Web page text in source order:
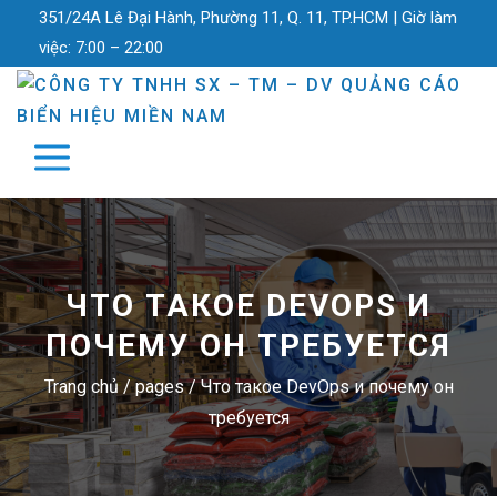
351/24A Lê Đại Hành, Phường 11, Q. 11, TP.HCM | Giờ làm
việc: 7:00 – 22:00
ЧТО ТАКОЕ DEVOPS И
ПОЧЕМУ ОН ТРЕБУЕТСЯ
Trang chủ /pages/Что такое DevOps и почему он
требуется